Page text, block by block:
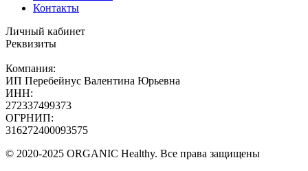
Контакты
Личный кабинет
Реквизиты
Компания:
ИП Перебейнус Валентина Юрьевна
ИНН:
272337499373
ОГРНИП:
316272400093575
© 2020-2025 ORGANIC Healthy. Все права защищены